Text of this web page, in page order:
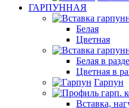
ГАРПУННАЯ
Белая
Цветная
Белая в
Цветная в
Гарпун
Вставка,